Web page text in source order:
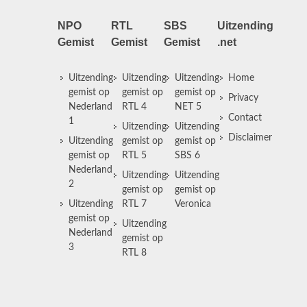
NPO
Gemist
Uitzending
gemist op
Nederland
1
Uitzending
gemist op
Nederland
2
Uitzending
gemist op
Nederland
3
RTL
Gemist
Uitzending
gemist op
RTL 4
Uitzending
gemist op
RTL 5
Uitzending
gemist op
RTL 7
Uitzending
gemist op
RTL 8
SBS
Gemist
Uitzending
gemist op
NET 5
Uitzending
gemist op
SBS 6
Uitzending
gemist op
Veronica
Uitzending
.net
Home
Privacy
Contact
Disclaimer